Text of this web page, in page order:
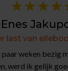
Enes
last van
paar weken bezig
werd ik gelijk